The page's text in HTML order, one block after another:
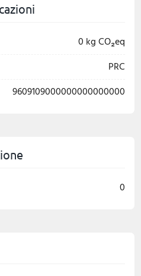
0 kg CO₂eq
PRC
9609109000000000000000
0